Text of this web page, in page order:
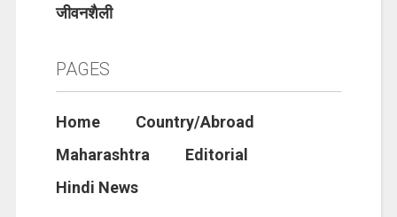
जीवनशैली
PAGES
Home
Country/Abroad
Maharashtra
Editorial
Hindi News